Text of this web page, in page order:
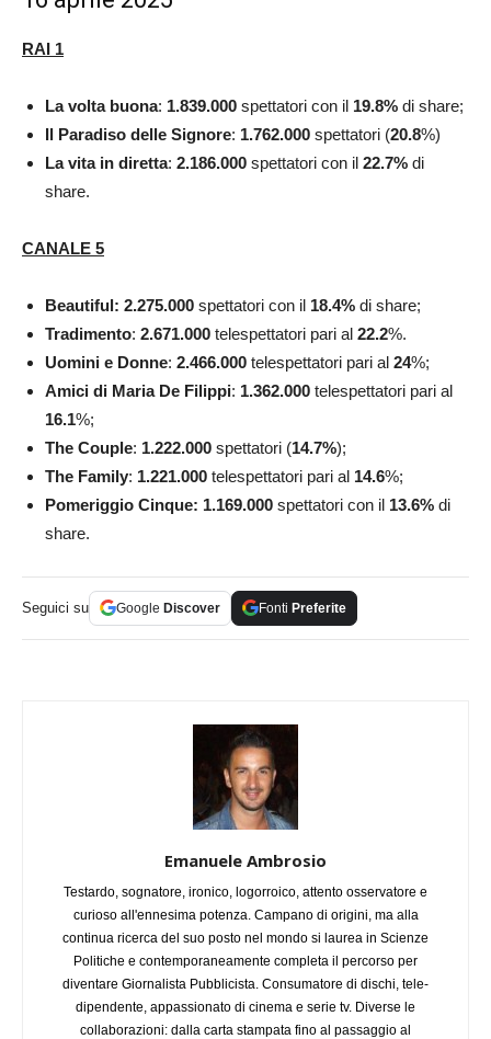
RAI 1
La volta buona: 1.839.000 spettatori con il 19.8% di share;
Il Paradiso delle Signore: 1.762.000 spettatori (20.8%)
La vita in diretta: 2.186.000 spettatori con il 22.7% di
share.
CANALE 5
Beautiful: 2.275.000 spettatori con il 18.4% di share;
Tradimento: 2.671.000 telespettatori pari al 22.2%.
Uomini e Donne: 2.466.000 telespettatori pari al 24%;
Amici di Maria De Filippi: 1.362.000 telespettatori pari al
16.1%;
The Couple: 1.222.000 spettatori (14.7%);
The Family: 1.221.000 telespettatori pari al 14.6%;
Pomeriggio Cinque: 1.169.000 spettatori con il 13.6% di
share.
Seguici su Google Discover Fonti Preferite
Emanuele Ambrosio
Testardo, sognatore, ironico, logorroico, attento osservatore e
curioso all'ennesima potenza. Campano di origini, ma alla
continua ricerca del suo posto nel mondo si laurea in Scienze
Politiche e contemporaneamente completa il percorso per
diventare Giornalista Pubblicista. Consumatore di dischi, tele-
dipendente, appassionato di cinema e serie tv. Diverse le
collaborazioni: dalla carta stampata fino al passaggio al